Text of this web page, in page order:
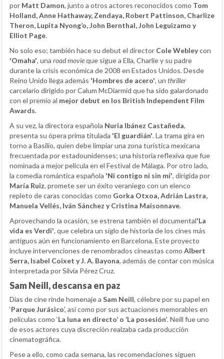
por Matt Damon, junto a otros actores reconocidos como Tom
Holland, Anne Hathaway, Zendaya, Robert Pattinson, Charlize
Theron, Lupita Nyong’o, John Bernthal, John Leguizamo y
Elliot Page.
No solo eso; también hace su debut el director Cole Webleycon
'Omaha', una road movieque sigue a Ella, Charlie y su padre
durante la crisis económica de 2008 en Estados Unidos. Desde
Reino Unido llega además 'Hombres de acero', un thriller
carcelario dirigido por Calum McDiarmid que ha sido galardonado
con el premio al mejor debut en los British Independent Film
Awards.
A su vez, la directora española Nuria Ibánez Castañeda,
presenta su ópera prima titulada 'El guardián'. La trama gira en
torno a Basilio, quien debe limpiar una zona turística mexicana
frecuentada por estadounidenses; una historia reflexiva que fue
nominada a mejor película en el Festival de Málaga. Por otro lado,
la comedia romántica española 'Ni contigo ni sin mí', dirigida por
María Ruiz, promete ser un éxito veraniego con un elenco
repleto de caras conocidas como Gorka Otxoa, Adrián Lastra,
Manuela Vellés, Iván Sánchez y Cristina Maisonnave.
Aprovechando la ocasión, se estrena también el documental'La
vida es Verdi', que celebra un siglo de historia de los cines más
antiguos aún en funcionamiento en Barcelona. Este proyecto
incluye intervenciones de renombrados cineastas como Albert
Serra, Isabel Coixet y J. A. Bayona, además de contar con música
interpretada por Silvia Pérez Cruz.
Sam Neill, descansa en paz
Días de cine rinde homenaje a Sam Neill, célebre por su papel en
‘Parque Jurásico', así como por sus actuaciones memorables en
películas como ‘La luna en directo’ o ‘La posesión’. Neill fue uno
de esos actores cuya discreción realzaba cada producción
cinematográfica.
Pese a ello, como cada semana, las recomendaciones siguen